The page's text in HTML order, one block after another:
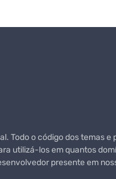
Todo o código dos temas e
utilizá-los em quantos
presente em